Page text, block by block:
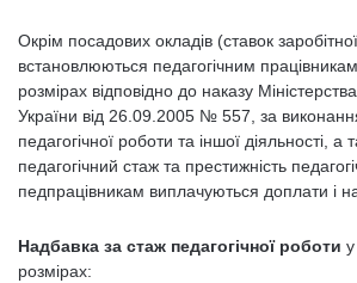
Окрім посадових окладів (ставок
встановлюються педагогічним працівникам
розмірах відповідно до наказу
України від 26.09.2005 № 557, за
педагогічної роботи та іншої діяльності, а
педагогічний стаж та престижність
педпрацівникам виплачуються доплати і
Надбавка за стаж педагогічної роботи
розмірах: